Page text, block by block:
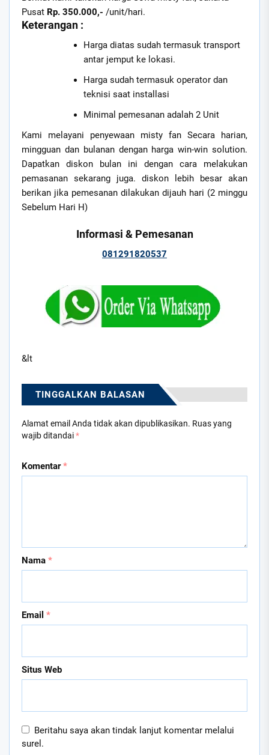
Pusat Rp. 350.000,- /unit/hari.
Keterangan :
Harga diatas sudah termasuk transport
antar jemput ke lokasi.
Harga sudah termasuk operator dan
teknisi saat installasi
Minimal pemesanan adalah 2 Unit
Kami melayani penyewaan misty fan Secara harian,
mingguan dan bulanan dengan harga win-win solution.
Dapatkan diskon bulan ini dengan cara melakukan
pemasanan sekarang juga. diskon lebih besar akan
berikan jika pemesanan dilakukan dijauh hari (2 minggu
Sebelum Hari H)
Informasi & Pemesanan
081291820537
&lt
TINGGALKAN BALASAN
Alamat email Anda tidak akan dipublikasikan. Ruas yang
wajib ditandai*
Komentar*
Nama *
Email *
Situs Web
Beritahu saya akan tindak lanjut komentar melalui
surel.